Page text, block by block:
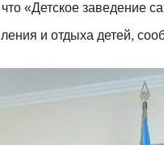
«Детское заведение
и отдыха детей,